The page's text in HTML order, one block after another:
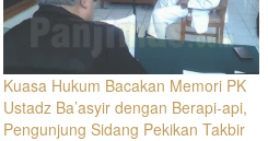
Kuasa Hukum Bacakan Memori PK
Ustadz Ba’asyir dengan Berapi-api,
Pengunjung Sidang Pekikan Takbir